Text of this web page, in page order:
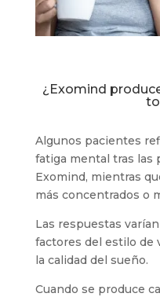
¿Exomind
Algunos pacientes
fatiga mental tras las
Exomind, mientras
más concentrados o
Las respuestas
factores del estilo de
la calidad del sueño.
Cuando se produce